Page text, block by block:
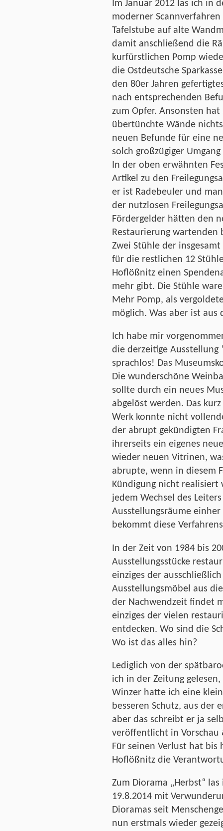
Im Januar 2012 las ich in
moderner
Tafelstube auf alte
damit anschließend die
kurfürstlichen Pomp
die Ostdeutsche
den 80er Jahren
nach entsprechenden
zum Opfer. Ansonsten
übertünchte Wände
neuen Befunde für eine
solch großzügiger
In der oben erwähnten
Artikel zu den
er ist Radebeuler und
der nutzlosen
Fördergelder hätten den
Restaurierung wartenden
Zwei Stühle der
für die restlichen 12
Hoflößnitz einen
mehr gibt. Die Stühle
Mehr Pomp, als
möglich. Was aber ist aus
Ich habe mir
die derzeitige Ausstellung
sprachlos! Das
Die wunderschöne
sollte durch ein neues
abgelöst werden. Das
Werk konnte nicht
der abrupt gekündigten
ihrerseits ein eigenes
wieder neuen Vitrinen,
abrupte, wenn in diesem
Kündigung nicht realisiert
jedem Wechsel des
Ausstellungsräume
bekommt diese
In der Zeit von 1984 bis
Ausstellungsstücke
einziges der
Ausstellungsmöbel aus
der Nachwendzeit findet
einziges der vielen
entdecken. Wo sind die
Wo ist das alles hin?
Lediglich von der
ich in der Zeitung
Winzer hatte ich eine
besseren Schutz, aus der
aber das schreibt er ja
veröffentlicht in Vorschau
Für seinen Verlust hat bis
Hoflößnitz die
Zum Diorama „Herbst“
19.8.2014 mit
Dioramas seit
nun erstmals wieder